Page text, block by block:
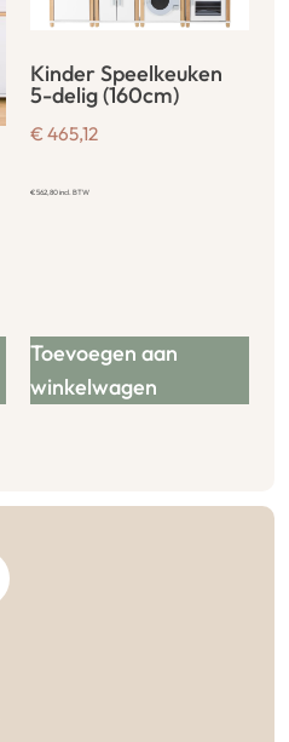
Kinder Speelkeuken
5-delig (160cm)
€ 465,12
€562,80incl. BTW
Toevoegen aan
winkelwagen